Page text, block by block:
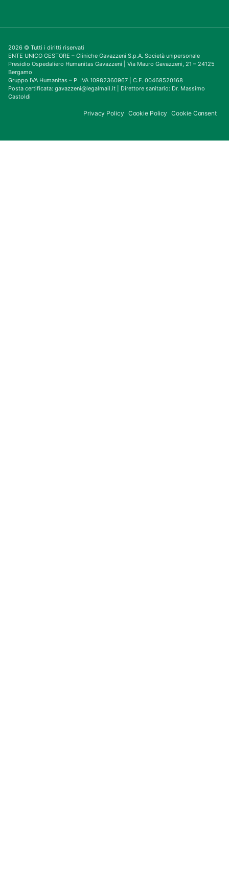
2026 © Tutti i diritti riservati
ENTE UNICO GESTORE – Cliniche Gavazzeni S.p.A. Società unipersonale
Presidio Ospedaliero Humanitas Gavazzeni | Via Mauro Gavazzeni, 21 – 24125
Bergamo
Gruppo IVA Humanitas – P. IVA 10982360967 | C.F. 00468520168
Posta certificata: gavazzeni@legalmail.it | Direttore sanitario: Dr. Massimo
Castoldi
Privacy Policy Cookie Policy Cookie Consent